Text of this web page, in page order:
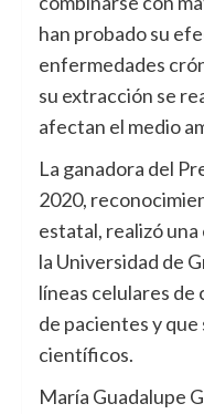
han probado su
enfermedades
su extracción se
afectan el medio
La ganadora del
2020,
estatal, realizó
la Universidad de
líneas celulares de
de pacientes y
científicos.
María Guadalupe